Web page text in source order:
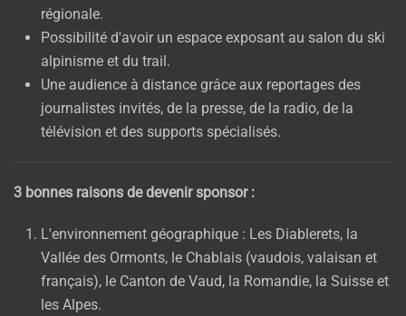
régionale.
Possibilité d'avoir un espace exposant au salon du ski
alpinisme et du trail.
Une audience à distance grâce aux reportages des
journalistes invités, de la presse, de la radio, de la
télévision et des supports spécialisés.
3 bonnes raisons de devenir sponsor :
L'environnement géographique : Les Diablerets, la
Vallée des Ormonts, le Chablais (vaudois, valaisan et
français), le Canton de Vaud, la Romandie, la Suisse et
les Alpes.